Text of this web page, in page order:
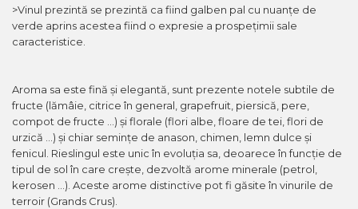
>Vinul prezintă se prezintă ca fiind galben pal cu nuanțe de
verde aprins acestea fiind o expresie a prospețimii sale
caracteristice.
Aroma sa este fină și elegantă, sunt prezente notele subtile de
fructe (lămâie, citrice în general, grapefruit, piersică, pere,
compot de fructe ...) și florale (flori albe, floare de tei, flori de
urzică ...) și chiar semințe de anason, chimen, lemn dulce și
fenicul. Rieslingul este unic în evoluția sa, deoarece în funcție de
tipul de sol în care crește, dezvoltă arome minerale (petrol,
kerosen ...). Aceste arome distinctive pot fi găsite în vinurile de
terroir (Grands Crus).